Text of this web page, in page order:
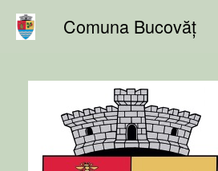
content
Comuna Bucovăț